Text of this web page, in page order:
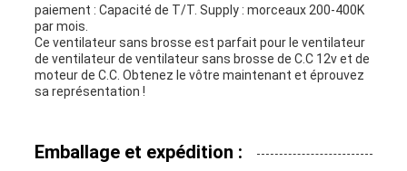
paiement : Capacité de T/T. Supply : morceaux 200-400K
par mois.
Ce ventilateur sans brosse est parfait pour le ventilateur
de ventilateur de ventilateur sans brosse de C.C 12v et de
moteur de C.C. Obtenez le vôtre maintenant et éprouvez
sa représentation !
Emballage et expédition :